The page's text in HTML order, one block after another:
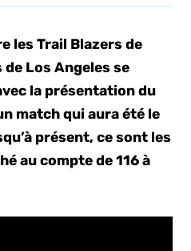
les Trail Blazers de
Los Angeles se
la présentation du
match qui aura été le
présent, ce sont les
au compte de 116 à